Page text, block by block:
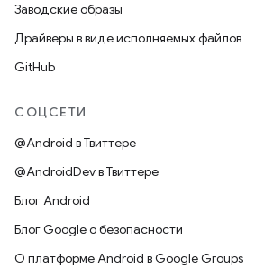
Заводские образы
Драйверы в виде исполняемых файлов
GitHub
СОЦСЕТИ
@Android в Твиттере
@AndroidDev в Твиттере
Блог Android
Блог Google о безопасности
О платформе Android в Google Groups